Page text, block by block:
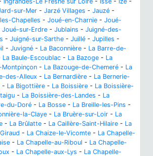
sur-Mer - Jarzé Villages - Jauzé -
Chapelles - Joué-en-Charnie - Joué-
Joué-sur-Erdre - Jublains - Juigné-des-
- Juigné-sur-Sarthe - Juillé - Jupilles -
- Juvigné - La Baconnière - La Barre-de-
La Baule-Escoublac - La Bazoge - La
Montpinçon - La Bazouge-de-Chemeré - La
des-Alleux - La Bernardière - La Bernerie-
- La Bigottière - La Boissière - La Boissière-
- La Boissière-des-Landes - La
du-Doré - La Bosse - La Breille-les-Pins -
la-Claye - La Bruère-sur-Loir - La
- La Brûlatte - La Caillère-Saint-Hilaire - La
- La Chaize-le-Vicomte - La Chapelle-
- La Chapelle-au-Riboul - La Chapelle-
- La Chapelle-aux-Lys - La Chapelle-